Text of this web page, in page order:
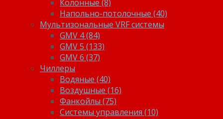
Колонные (8)
Напольно-потолочные (40)
Мультизональные VRF системы
GMV 4 (84)
GMV 5 (133)
GMV 6 (37)
Чиллеры
Водяные (40)
Воздушные (16)
Фанкойлы (75)
Системы управления (10)